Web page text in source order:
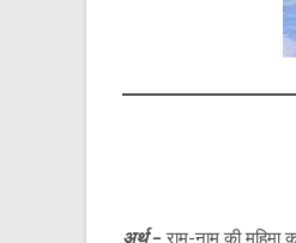
अर्थ – राम-नाम की